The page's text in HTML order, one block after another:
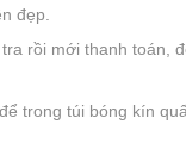
đẹp.
rồi mới thanh toán,
trong túi bóng kín